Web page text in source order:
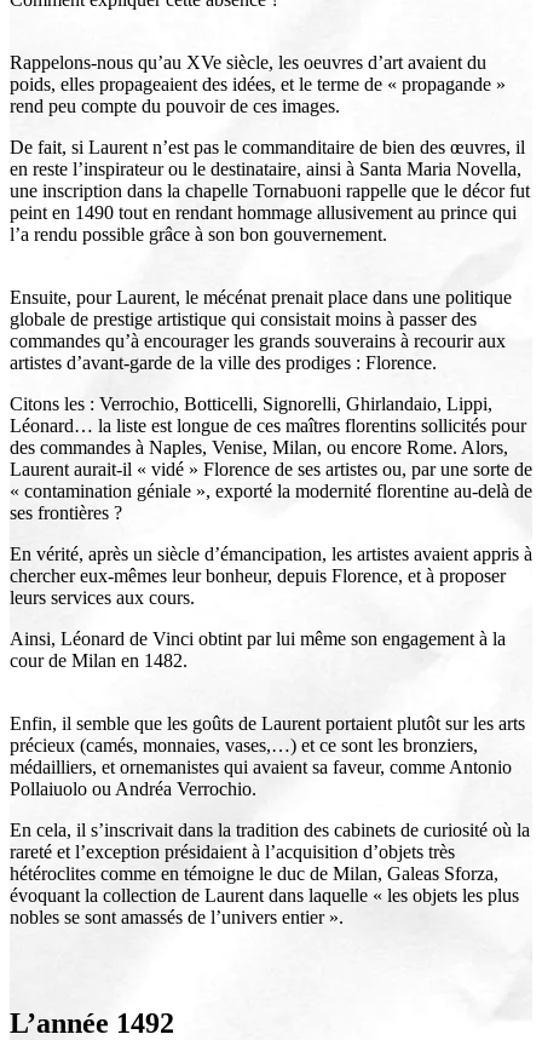
Rappelons-nous qu’au XVe siècle, les oeuvres d’art avaient du
poids, elles propageaient des idées, et le terme de « propagande »
rend peu compte du pouvoir de ces images.
De fait, si Laurent n’est pas le commanditaire de bien des œuvres, il
en reste l’inspirateur ou le destinataire, ainsi à Santa Maria Novella,
une inscription dans la chapelle Tornabuoni rappelle que le décor fut
peint en 1490 tout en rendant hommage allusivement au prince qui
l’a rendu possible grâce à son bon gouvernement.
Ensuite, pour Laurent, le mécénat prenait place dans une politique
globale de prestige artistique qui consistait moins à passer des
commandes qu’à encourager les grands souverains à recourir aux
artistes d’avant-garde de la ville des prodiges : Florence.
Citons les : Verrochio, Botticelli, Signorelli, Ghirlandaio, Lippi,
Léonard… la liste est longue de ces maîtres florentins sollicités pour
des commandes à Naples, Venise, Milan, ou encore Rome. Alors,
Laurent aurait-il « vidé » Florence de ses artistes ou, par une sorte de
« contamination géniale », exporté la modernité florentine au-delà de
ses frontières ?
En vérité, après un siècle d’émancipation, les artistes avaient appris à
chercher eux-mêmes leur bonheur, depuis Florence, et à proposer
leurs services aux cours.
Ainsi, Léonard de Vinci obtint par lui même son engagement à la
cour de Milan en 1482.
Enfin, il semble que les goûts de Laurent portaient plutôt sur les arts
précieux (camés, monnaies, vases,…) et ce sont les bronziers,
médailliers, et ornemanistes qui avaient sa faveur, comme Antonio
Pollaiuolo ou Andréa Verrochio.
En cela, il s’inscrivait dans la tradition des cabinets de curiosité où la
rareté et l’exception présidaient à l’acquisition d’objets très
hétéroclites comme en témoigne le duc de Milan, Galeas Sforza,
évoquant la collection de Laurent dans laquelle « les objets les plus
nobles se sont amassés de l’univers entier ».
L’année 1492